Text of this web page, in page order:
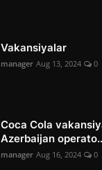
Vakansiyalar
manager Aug 13, 2024 0
Coca Cola
Azerbaijan
manager Aug 16, 2024 0